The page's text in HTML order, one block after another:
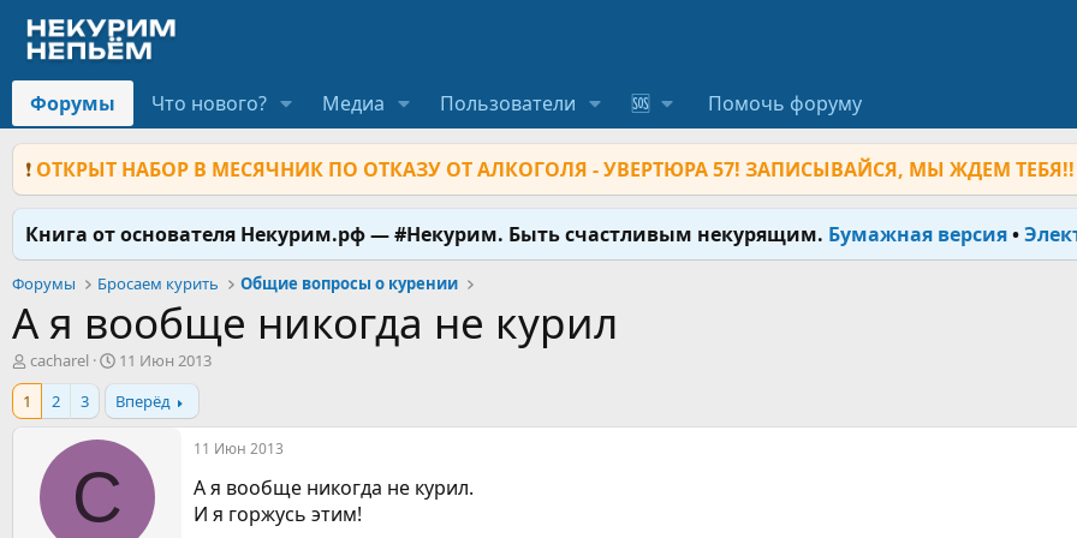
Форумы Что нового? Медиа Пользователи 🆘 Помочь форуму
❗ ОТКРЫТ НАБОР В МЕСЯЧНИК ПО ОТКАЗУ ОТ АЛКОГОЛЯ - УВЕРТЮРА 57! ЗАПИСЫВАЙСЯ, МЫ ЖДЕМ ТЕБЯ!!
Книга от основателя Некурим.рф — #Некурим. Быть счастливым некурящим. Бумажная версия•
Форумы Бросаем курить Общие вопросы о курении
А я вообще никогда не курил
А
в
о
м
cacharel
Д
а
т
а
н
ч
а
11 Июн 2013
1
2 3 Вперёд
C
11 Июн 2013
А я вообще никогда не курил.
И я горжусь этим!